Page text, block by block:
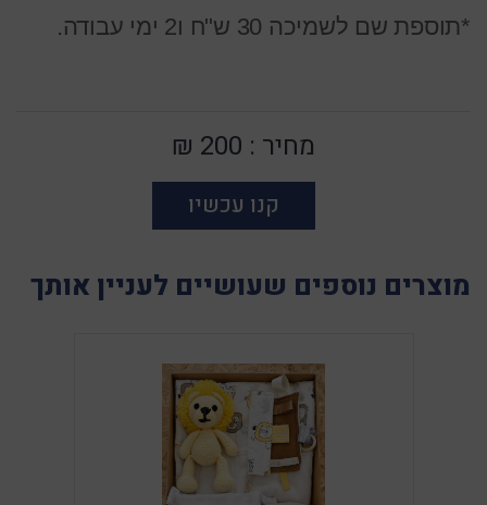
*תוספת שם לשמיכה 30 ש"ח ו2 ימי עבודה.
מחיר : 200 ₪
קנו עכשיו
מוצרים נוספים שעושיים לעניין אותך